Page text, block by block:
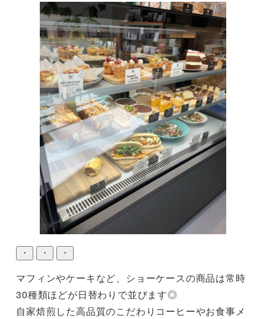
・ ・ ・
マフィンやケーキなど、ショーケースの商品は常時
30種類ほどが日替わりで並びます◎
自家焙煎した高品質のこだわりコーヒーやお食事メ